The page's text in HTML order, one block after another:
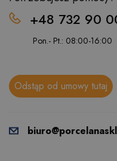
+48 732 90
Pon.- Pt.: 08:00-16:00
Odstąp od umowy tutaj